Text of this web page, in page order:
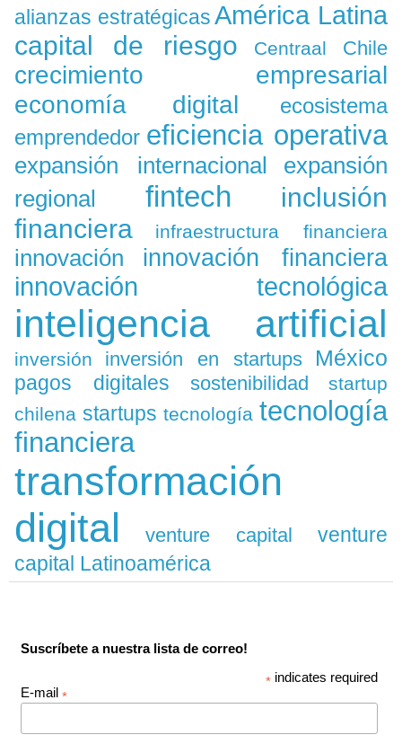
alianzas estratégicas América Latina
capital de riesgo Centraal Chile
crecimiento empresarial
economía digital
ecosistema
emprendedor eficiencia operativa
expansión internacional
expansión
regional
fintech
inclusión
financiera
infraestructura financiera
innovación innovación financiera
innovación tecnológica
inteligencia artificial
inversión inversión en startups México
pagos digitales sostenibilidad
startup
chilena startups tecnología tecnología
financiera
transformación
digital
venture capital
venture
capital Latinoamérica
Suscríbete a nuestra lista de correo!
* indicates required
E-mail *